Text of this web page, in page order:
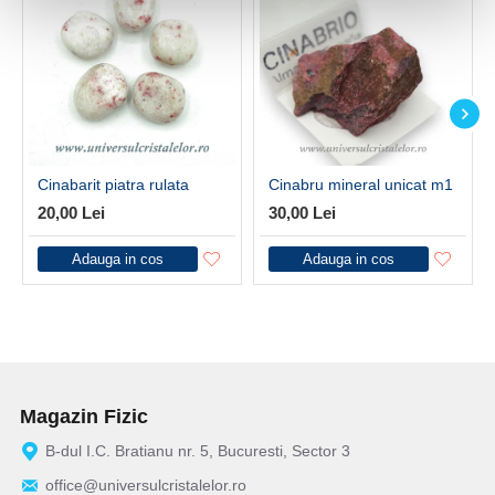
Cinabarit piatra rulata
20,00 Lei
Adauga in cos
Cinabru mineral unicat m1
30,00 Lei
Adauga in cos
Magazin Fizic
B-dul I.C. Bratianu nr. 5, Bucuresti, Sector 3
office@universulcristalelor.ro